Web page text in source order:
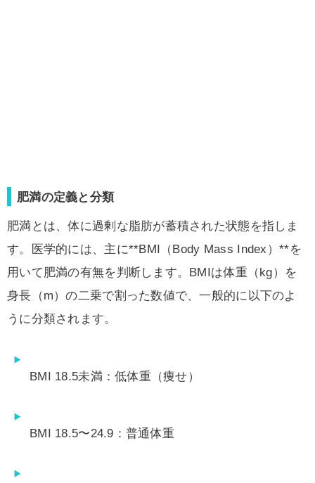
肥満の定義と分類
肥満とは、体に過剰な脂肪が蓄積された状態を指しま
す。医学的には、主に**BMI（Body Mass Index）**を
用いて肥満の有無を判断します。BMIは体重（kg）を
身長（m）の二乗で割った数値で、一般的に以下のよ
うに分類されます。
BMI 18.5未満：低体重（痩せ）
BMI 18.5〜24.9：普通体重